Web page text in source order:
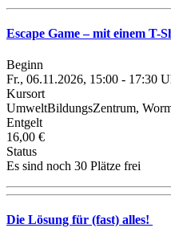
Escape Game – mit einem T-
Beginn
Fr., 06.11.2026, 15:00 - 17:30
Kursort
UmweltBildungsZentrum,
Entgelt
16,00 €
Status
Es sind noch 30 Plätze frei
Die Lösung für (fast) alles!